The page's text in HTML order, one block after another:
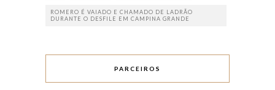
ROMERO É VAIADO E CHAMADO DE LADRÃO
DURANTE O DESFILE EM CAMPINA GRANDE
PARCEIROS